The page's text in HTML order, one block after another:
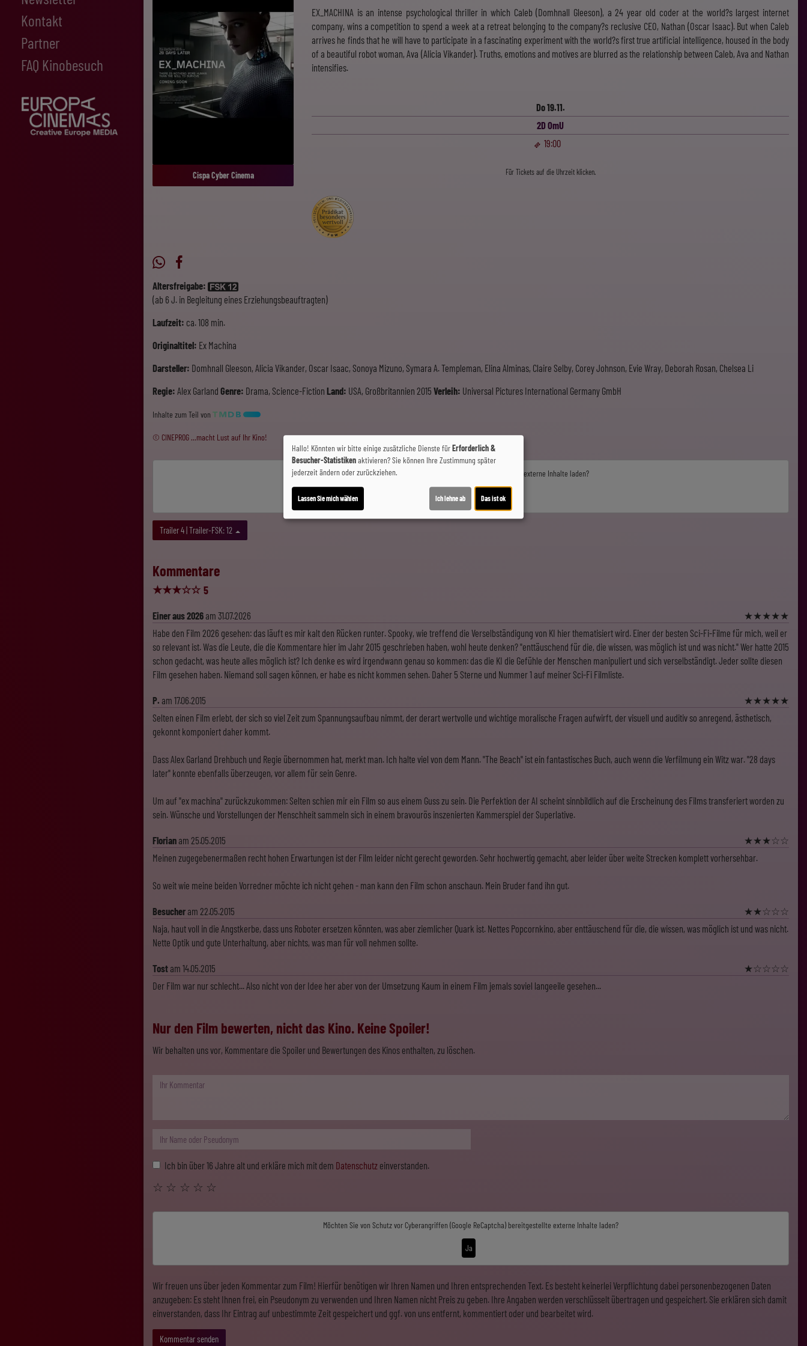
Kontakt
Partner
FAQ Kinobesuch
Cispa Cyber Cinema
EX_MACHINA is an intense psychological thriller in which Caleb (Domhnall Gleeson), a 24 year old coder at the world?s largest internet
company, wins a competition to spend a week at a retreat belonging to the company?s reclusive CEO, Nathan (Oscar Isaac). But when Caleb
arrives he finds that he will have to participate in a fascinating experiment with the world?s first true artificial intelligence, housed in the body
of a beautiful robot woman, Ava (Alicia Vikander). Truths, emotions and motives are blurred as the relationship between Caleb, Ava and Nathan
intensifies.
Do 19.11.
19:00
2D OmU
Für Tickets auf die Uhrzeit klicken.
Altersfreigabe:
(ab 6 J. in Begleitung eines Erziehungsbeauftragten)
Laufzeit: ca. 108 min.
Originaltitel: Ex Machina
Darsteller: Domhnall Gleeson, Alicia Vikander, Oscar Isaac, Sonoya Mizuno, Symara A. Templeman, Elina Alminas, Claire Selby, Corey Johnson, Evie Wray, Deborah Rosan, Chelsea Li
Regie: Alex Garland Genre: Drama, Science-Fiction Land: USA, Großbritannien 2015 Verleih: Universal Pictures International Germany GmbH
Inhalte zum Teil von
© CINEPROG ...macht Lust auf Ihr Kino!
Möchten Sie von bereitgestellte externe Inhalte laden?
Ja
Trailer 4 | Trailer-FSK: 12
Kommentare
★★★☆☆ 5
Einer aus 2026am 31.07.2026 ★★★★★
Habe den Film 2026 gesehen: das läuft es mir kalt den Rücken runter. Spooky, wie treffend die Verselbständigung von KI hier thematisiert wird. Einer der besten Sci-Fi-Filme für mich, weil er
so relevant ist. Was die Leute, die die Kommentare hier im Jahr 2015 geschrieben haben, wohl heute denken? "enttäuschend für die, die wissen, was möglich ist und was nicht." Wer hatte 2015
schon gedacht, was heute alles möglich ist? Ich denke es wird irgendwann genau so kommen: das die KI die Gefühle der Menschen manipuliert und sich verselbständigt. Jeder sollte diesen
Film gesehen haben. Niemand soll sagen können, er habe es nicht kommen sehen. Daher 5 Sterne und Nummer 1 auf meiner Sci-Fi Filmliste.
P. am 17.06.2015 ★★★★★
Selten einen Film erlebt, der sich so viel Zeit zum Spannungsaufbau nimmt, der derart wertvolle und wichtige moralische Fragen aufwirft, der visuell und auditiv so anregend, ästhetisch,
gekonnt komponiert daher kommt.
Dass Alex Garland Drehbuch und Regie übernommen hat, merkt man. Ich halte viel von dem Mann. "The Beach" ist ein fantastisches Buch, auch wenn die Verfilmung ein Witz war. "28 days
later" konnte ebenfalls überzeugen, vor allem für sein Genre.
Um auf "ex machina" zurückzukommen: Selten schien mir ein Film so aus einem Guss zu sein. Die Perfektion der AI scheint sinnbildlich auf die Erscheinung des Films transferiert worden zu
sein. Wünsche und Vorstellungen der Menschheit sammeln sich in einem bravourös inszenierten Kammerspiel der Superlative.
Florianam 25.05.2015 ★★★☆☆
Meinen zugegebenermaßen recht hohen Erwartungen ist der Film leider nicht gerecht geworden. Sehr hochwertig gemacht, aber leider über weite Strecken komplett vorhersehbar.
So weit wie meine beiden Vorredner möchte ich nicht gehen - man kann den Film schon anschaun. Mein Bruder fand ihn gut.
Besucher am 22.05.2015 ★★☆☆☆
Naja, haut voll in die Angstkerbe, dass uns Roboter ersetzen könnten, was aber ziemlicher Quark ist. Nettes Popcornkino, aber enttäuschend für die, die wissen, was möglich ist und was nicht.
Nette Optik und gute Unterhaltung, aber nichts, was man für voll nehmen sollte.
Tost am 14.05.2015 ★☆☆☆☆
Der Film war nur schlecht... Also nicht von der Idee her aber von der Umsetzung Kaum in einem Film jemals soviel langeeile gesehen...
Nur den Film bewerten, nicht das Kino. Keine Spoiler!
Wir behalten uns vor, Kommentare die Spoiler und Bewertungen des Kinos enthalten, zu löschen.
Ich bin über 16 Jahre alt und erkläre mich mit dem Datenschutz einverstanden.
☆
☆
☆
☆
☆
Möchten Sie von Schutz vor Cyberangriffen (Google ReCaptcha) bereitgestellte externe Inhalte laden?
Ja
Wir freuen uns über jeden Kommentar zum Film! Hierfür benötigen wir Ihren Namen und Ihren entsprechenden Text. Es besteht keinerlei Verpflichtung dabei personenbezogenen Daten
anzugeben: Es steht Ihnen frei, ein Pseudonym zu verwenden und Ihren Namen nicht Preis zu geben. Ihre Angaben werden verschlüsselt übertragen und gespeichert. Sie erklären sich damit
einverstanden, dass Ihr Eintrag auf unbestimmte Zeit gespeichert und ggf. von uns entfernt, kommentiert oder und bearbeitet wird.
Kommentar senden
Hallo! Könnten wir bitte einige zusätzliche Dienste fürErforderlich &
Besucher-Statistikenaktivieren? Sie können Ihre Zustimmung später
jederzeit ändern oder zurückziehen.
Lassen Sie mich wählen Ich lehne ab Das ist ok